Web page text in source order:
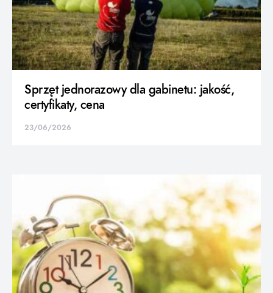
Sprzęt jednorazowy dla gabinetu: jakość,
certyfikaty, cena
23/06/2026